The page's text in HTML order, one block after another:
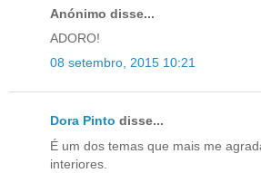
Anónimo disse...
ADORO!
08 setembro, 2015 10:21
Dora Pinto disse...
É um dos temas que mais me
interiores.